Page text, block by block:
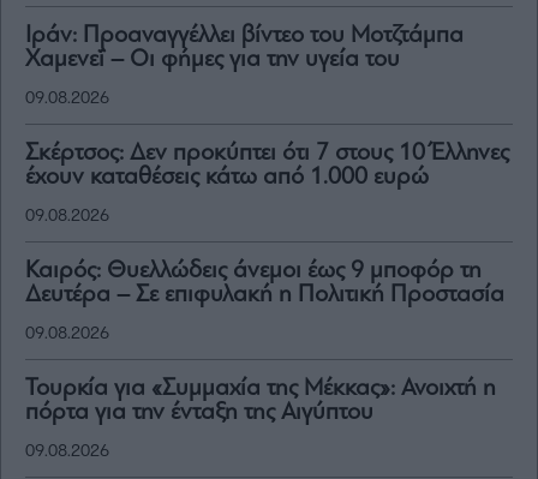
Ιράν: Προαναγγέλλει βίντεο του Μοτζτάμπα
Χαμενεΐ – Οι φήμες για την υγεία του
09.08.2026
Σκέρτσος: Δεν προκύπτει ότι 7 στους 10 Έλληνες
έχουν καταθέσεις κάτω από 1.000 ευρώ
09.08.2026
Καιρός: Θυελλώδεις άνεμοι έως 9 μποφόρ τη
Δευτέρα – Σε επιφυλακή η Πολιτική Προστασία
09.08.2026
Τουρκία για «Συμμαχία της Μέκκας»: Ανοιχτή η
πόρτα για την ένταξη της Αιγύπτου
09.08.2026